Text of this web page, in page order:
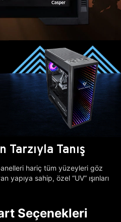
Tarzıyla Tanış
hariç tüm yüzeyleri göz
yapıya sahip, özel “UV” ışınları
Seçenekleri